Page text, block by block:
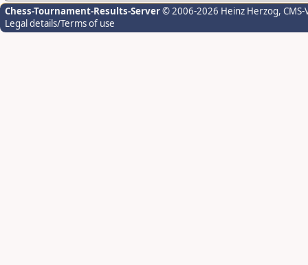
Chess-Tournament-Results-Server© 2006-2026 Heinz Herzog,
Legal details/Terms of use